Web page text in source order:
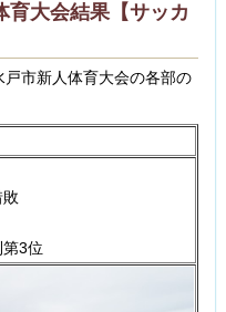
育大会結果【サッカ
市新人体育大会の各部の
3位